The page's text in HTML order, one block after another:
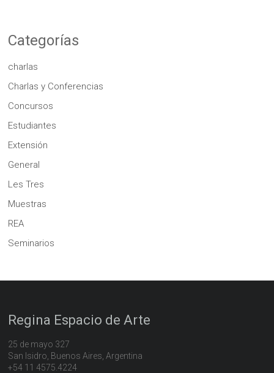
Categorías
charlas
Charlas y Conferencias
Concursos
Estudiantes
Extensión
General
Les Tres
Muestras
REA
Seminarios
Regina Espacio de Arte
25 de mayo 327
San Isidro, Buenos Aires, Argentina
+54 11 4575.4224